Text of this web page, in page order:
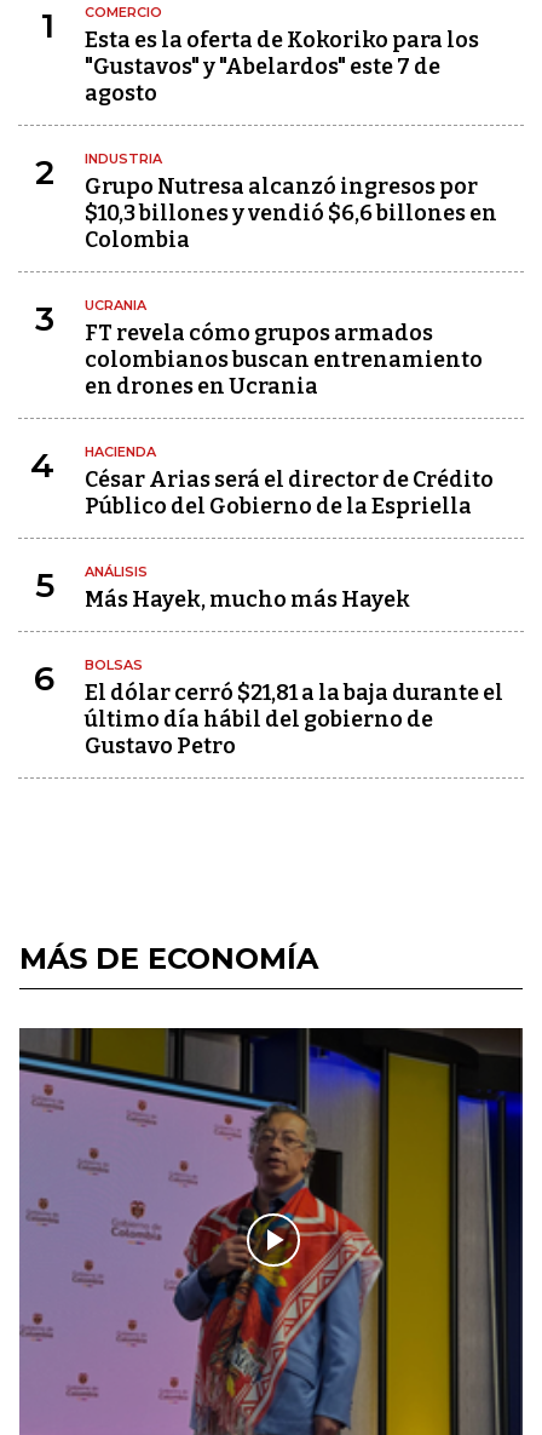
1 COMERCIO
Esta es la oferta de Kokoriko para los
"Gustavos" y "Abelardos" este 7 de
agosto
2 INDUSTRIA
Grupo Nutresa alcanzó ingresos por
$10,3 billones y vendió $6,6 billones en
Colombia
3 UCRANIA
FT revela cómo grupos armados
colombianos buscan entrenamiento
en drones en Ucrania
4 HACIENDA
César Arias será el director de Crédito
Público del Gobierno de la Espriella
5 ANÁLISIS
Más Hayek, mucho más Hayek
6 BOLSAS
El dólar cerró $21,81 a la baja durante el
último día hábil del gobierno de
Gustavo Petro
MÁS DE ECONOMÍA